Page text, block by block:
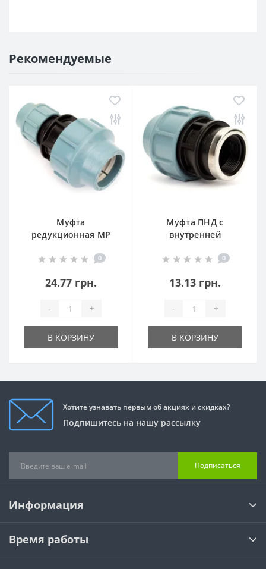
Рекомендуемые
Муфта
редукционная МР
Компрессионный
ПНД труб
0
24.77 грн.
- +
В КОРЗИНУ
Муфта ПНД с
внутренней
SantehPlast —
фитинг
0
13.13 грн.
- +
В КОРЗИНУ
Хотите узнавать первым об акциях и скидках?
Подпишитесь на нашу рассылку
Подписаться
Информация
Время работы